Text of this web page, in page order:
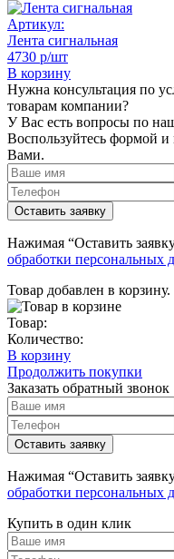
Артикул:
Лента сигнальная
4730 р/шт
В корзину
Нужна консультация по
товарам компании?
У Вас есть вопросы по
Воспользуйтесь формой
Вами.
Нажимая “Оставить
обработки персональных
Товар добавлен в корзину.
Товар:
Количество:
В корзину
Продолжить покупки
Заказать обратный звонок
Нажимая “Оставить
обработки персональных
Купить в один клик